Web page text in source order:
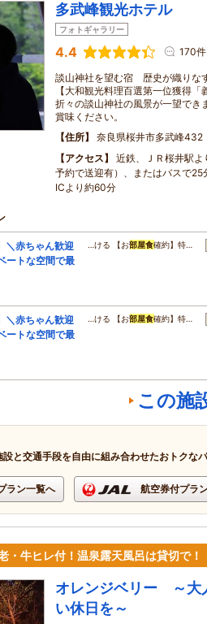
多武峰観光ホテル
フォトギャラリー
4.4 170件
談山神社を望む宿 歴史が織りな
【大和観光料理百選第一位獲得
折々の談山神社の風景が一望でき
賞味ください。
住所
奈良県桜井市多武峰432
アクセス
近鉄、ＪＲ桜井駅
予約で送迎有）、またはバスで
ICより約60分
＼赤ちゃん歓迎
ートな空間で最
…ける 【お部屋食確約】特…
＼赤ちゃん歓迎
ートな空間で最
…ける 【お部屋食確約】特…
この施
設と交通手段を自由に組み合わせたおトクな
ラン一覧へ 航空券付プラ
・牛ヒレ付！温泉露天風呂は貸切で！
オレンジベリー ～大
い休日を～